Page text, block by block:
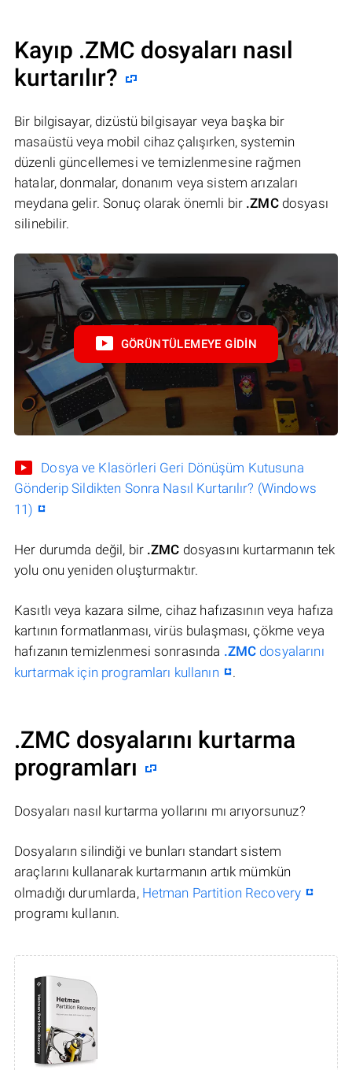
Kayıp .ZMC dosyaları nasıl
kurtarılır?
Bir bilgisayar, dizüstü bilgisayar veya başka bir
masaüstü veya mobil cihaz çalışırken, systemin
düzenli güncellemesi ve temizlenmesine rağmen
hatalar, donmalar, donanım veya sistem arızaları
meydana gelir. Sonuç olarak önemli bir .ZMCdosyası
silinebilir.
GÖRÜNTÜLEMEYE GIDIN
Dosya ve Klasörleri Geri Dönüşüm Kutusuna
Gönderip Sildikten Sonra Nasıl Kurtarılır? (Windows
11)
Her durumda değil, bir .ZMC dosyasını kurtarmanın tek
yolu onu yeniden oluşturmaktır.
Kasıtlı veya kazara silme, cihaz hafızasının veya hafıza
kartının formatlanması, virüs bulaşması, çökme veya
hafızanın temizlenmesi sonrasında .ZMC dosyalarını
kurtarmak için programları kullanın
.
.ZMC dosyalarını kurtarma
programları
Dosyaları nasıl kurtarma yollarını mı arıyorsunuz?
Dosyaların silindiği ve bunları standart sistem
araçlarını kullanarak kurtarmanın artık mümkün
olmadığı durumlarda, Hetman Partition Recovery
programı kullanın.